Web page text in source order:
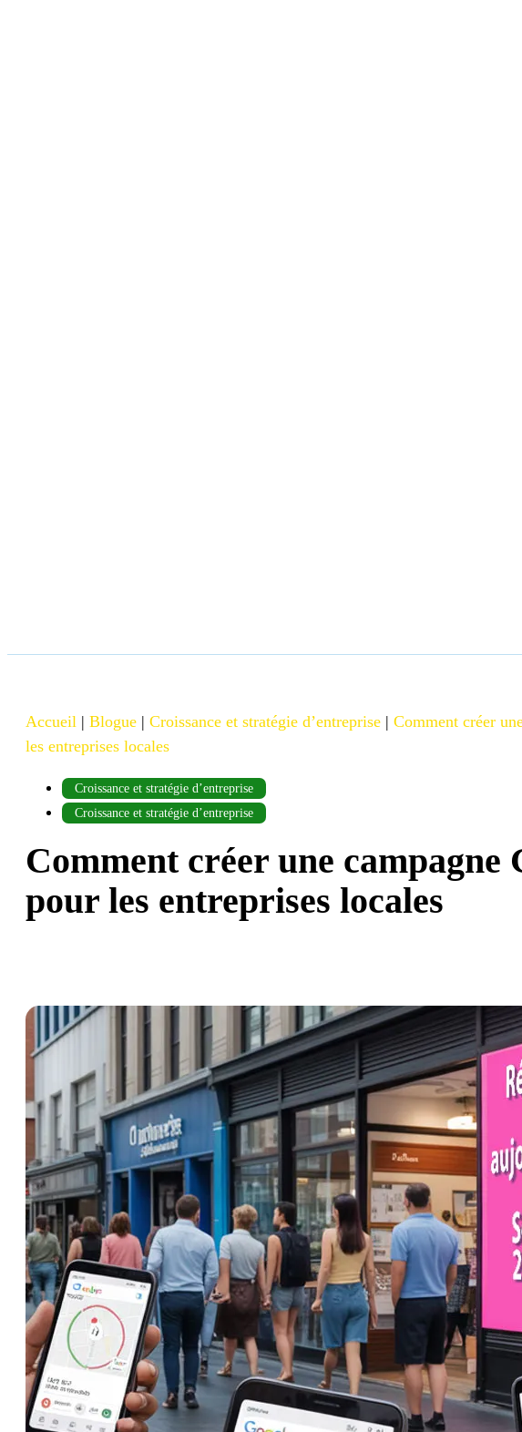
Accueil | Blogue | Croissance et stratégie d’entreprise | Comment créer
les entreprises locales
Croissance et stratégie d’entreprise
Croissance et stratégie d’entreprise
Comment créer une campagne
pour les entreprises locales